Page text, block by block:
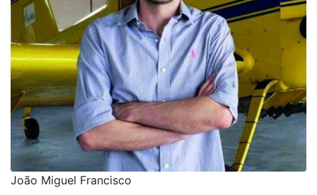
João Miguel Francisco